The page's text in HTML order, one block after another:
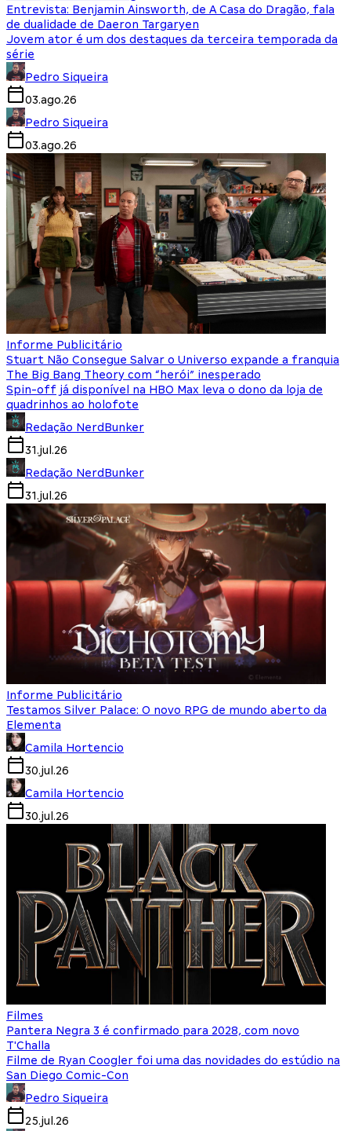
Entrevista: Benjamin Ainsworth, de A Casa do Dragão, fala
de dualidade de Daeron Targaryen
Jovem ator é um dos destaques da terceira temporada da
série
Pedro Siqueira
03.ago.26
Pedro Siqueira
03.ago.26
Informe Publicitário
Stuart Não Consegue Salvar o Universo expande a franquia
The Big Bang Theory com “herói” inesperado
Spin-off já disponível na HBO Max leva o dono da loja de
quadrinhos ao holofote
Redação NerdBunker
31.jul.26
Redação NerdBunker
31.jul.26
Informe Publicitário
Testamos Silver Palace: O novo RPG de mundo aberto da
Elementa
Camila Hortencio
30.jul.26
Camila Hortencio
30.jul.26
Filmes
Pantera Negra 3 é confirmado para 2028, com novo
T'Challa
Filme de Ryan Coogler foi uma das novidades do estúdio na
San Diego Comic-Con
Pedro Siqueira
25.jul.26